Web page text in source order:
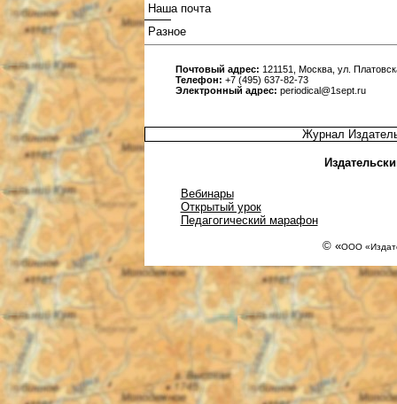
Наша почта
Разное
Почтовый адрес: 121151, Москва, ул.
Телефон: +7 (495) 637-82-73
Электронный адрес: periodical@1sept.ru
Журнал
Вебинары
Открытый урок
Педагогический марафон
© «ООО